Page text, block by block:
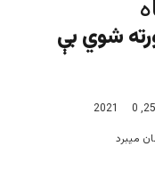
شوي بې
0